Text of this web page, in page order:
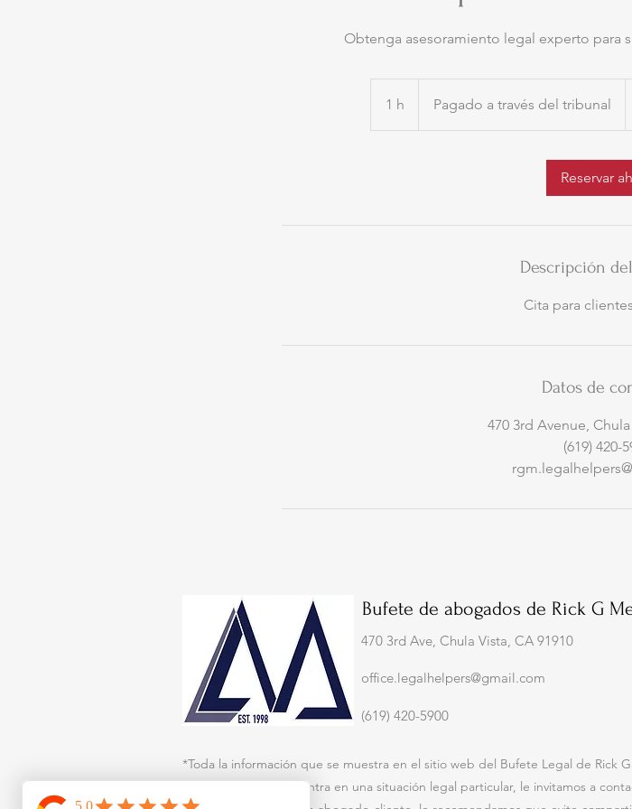
Obtenga asesoramiento legal experto para
1 h
travésPagado a través del tribunal
Reservar
Descripción
Cita para
Datos de
470 3rd Avenue,
(619) 420-
Bufete de abogados de Rick G
470 3rd Ave, Chula Vista, CA 91910
office.legalhelpers@gmail.com
(619) 420-5900
*Toda la información que se muestra en el sitio web del Bufete Legal de Rick
actualmente se encuentra en una situación legal particular, le invitamos a